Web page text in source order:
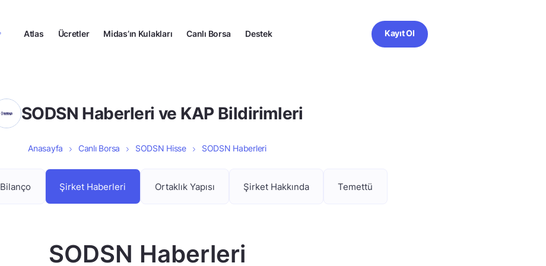
Atlas Ücretler Midas’ın Kulakları Canlı Borsa Destek Kayıt Ol
SODSN Haberleri ve KAP Bildirimleri
Anasayfa Canlı Borsa SODSN Hisse SODSN Haberleri
Bilanço Şirket Haberleri Ortaklık Yapısı Şirket Hakkında Temettü
SODSN Haberleri